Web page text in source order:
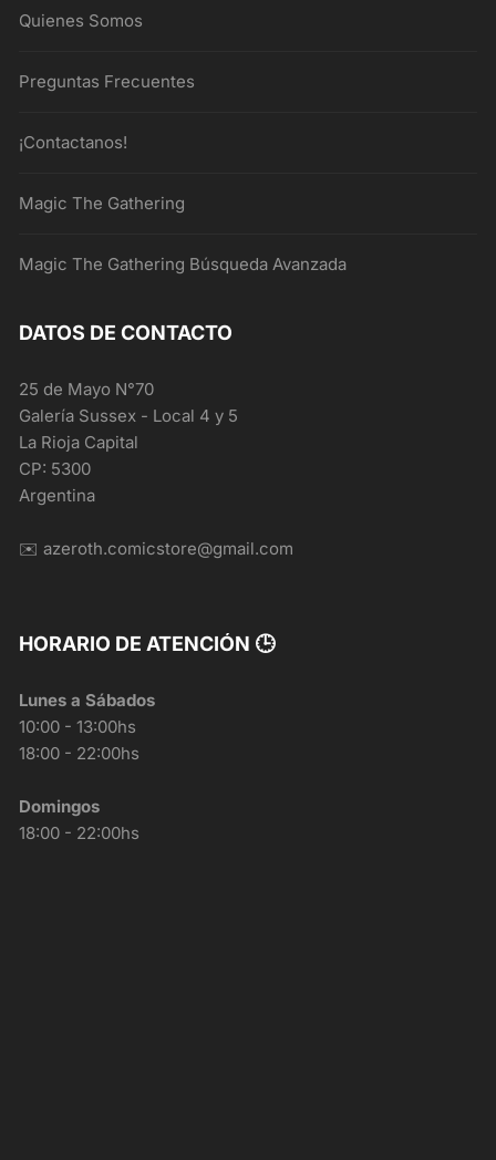
Quienes Somos
Preguntas Frecuentes
¡Contactanos!
Magic The Gathering
Magic The Gathering Búsqueda Avanzada
DATOS DE CONTACTO
25 de Mayo N°70
Galería Sussex - Local 4 y 5
La Rioja Capital
CP: 5300
Argentina
✉️ azeroth.comicstore@gmail.com
HORARIO DE ATENCIÓN 🕒
Lunes a Sábados
10:00 - 13:00hs
18:00 - 22:00hs
Domingos
18:00 - 22:00hs